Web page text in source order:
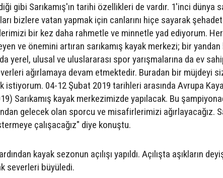
gibi Sarıkamış'ın tarihi özellikleri de vardır. 1'inci dünya
bizlere vatan yapmak için canlarını hiçe sayarak
bir kez daha rahmetle ve minnetle yad ediyorum.
ve önemini artıran sarıkamış kayak merkezi; bir
yerel, ulusal ve uluslararası spor yarışmalarına da ev
ağırlamaya devam etmektedir. Buradan bir müjdeyi
istiyorum. 04-12 Şubat 2019 tarihleri arasında Avrupa
Sarıkamış kayak merkezimizde yapılacak. Bu
gelecek olan sporcu ve misafirlerimizi ağırlayacağız.
çalışacağız" diye konuştu.
kayak sezonun açılışı yapıldı. Açılışta aşıkların
severleri büyüledi.